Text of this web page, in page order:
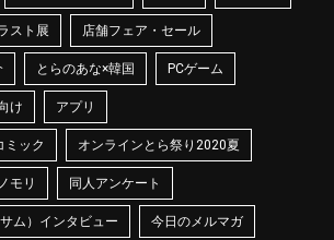
スト展 店舗フェア・セール
とらのあな×韓国 PCゲーム
け アプリ
ミック オンラインとら祭り2020夏
モリ 同人アンケート
ム）インタビュー 今日のメルマガ